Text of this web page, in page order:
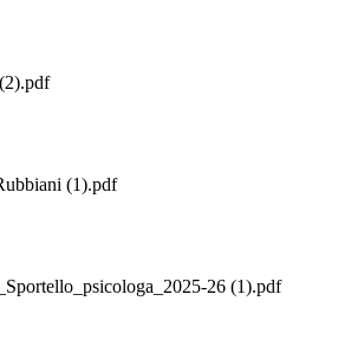
(1).pdf
26 (1).pdf